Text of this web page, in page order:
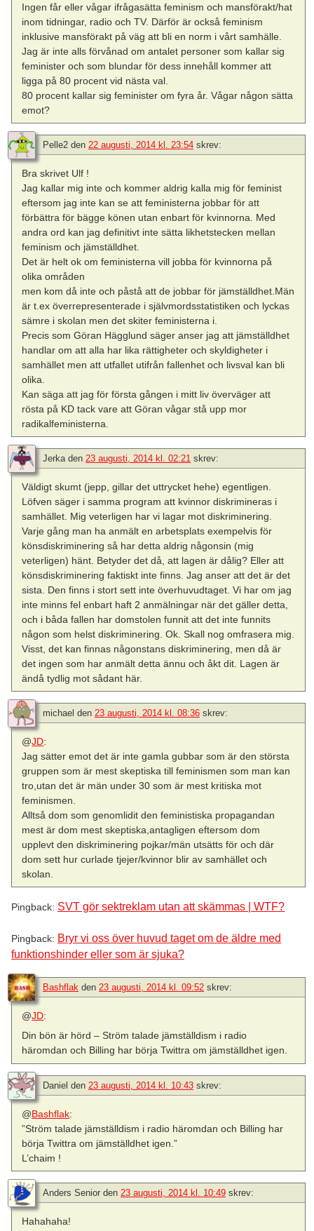
Ingen får eller vågar ifrågasätta feminism och mansförakt/hat
inom tidningar, radio och TV. Därför är också feminism
inklusive mansförakt på väg att bli en norm i vårt samhälle.
Jag är inte alls förvånad om antalet personer som kallar sig
feminister och som blundar för dess innehåll kommer att
ligga på 80 procent vid nästa val.
80 procent kallar sig feminister om fyra år. Vågar någon sätta
emot?
Pelle2 den 22 augusti, 2014 kl. 23:54 skrev:
Bra skrivet Ulf !
Jag kallar mig inte och kommer aldrig kalla mig för feminist
eftersom jag inte kan se att feministerna jobbar för att
förbättra för bägge könen utan enbart för kvinnorna. Med
andra ord kan jag definitivt inte sätta likhetstecken mellan
feminism och jämställdhet.
Det är helt ok om feministerna vill jobba för kvinnorna på
olika områden
men kom då inte och påstå att de jobbar för jämställdhet.Män
är t.ex överrepresenterade i självmordsstatistiken och lyckas
sämre i skolan men det skiter feministerna i.
Precis som Göran Hägglund säger anser jag att jämställdhet
handlar om att alla har lika rättigheter och skyldigheter i
samhället men att utfallet utifrån fallenhet och livsval kan bli
olika.
Kan säga att jag för första gången i mitt liv överväger att
rösta på KD tack vare att Göran vågar stå upp mor
radikalfeministerna.
Jerkaden 23 augusti, 2014 kl. 02:21 skrev:
Väldigt skumt (jepp, gillar det uttrycket hehe) egentligen.
Löfven säger i samma program att kvinnor diskrimineras i
samhället. Mig veterligen har vi lagar mot diskriminering.
Varje gång man ha anmält en arbetsplats exempelvis för
könsdiskriminering så har detta aldrig någonsin (mig
veterligen) hänt. Betyder det då, att lagen är dålig? Eller att
könsdiskriminering faktiskt inte finns. Jag anser att det är det
sista. Den finns i stort sett inte överhuvudtaget. Vi har om jag
inte minns fel enbart haft 2 anmälningar när det gäller detta,
och i båda fallen har domstolen funnit att det inte funnits
någon som helst diskriminering. Ok. Skall nog omfrasera mig.
Visst, det kan finnas någonstans diskriminering, men då är
det ingen som har anmält detta ännu och åkt dit. Lagen är
ändå tydlig mot sådant här.
michael den 23 augusti, 2014 kl. 08:36 skrev:
@JD:
Jag sätter emot det är inte gamla gubbar som är den största
gruppen som är mest skeptiska till feminismen som man kan
tro,utan det är män under 30 som är mest kritiska mot
feminismen.
Alltså dom som genomlidit den feministiska propagandan
mest är dom mest skeptiska,antagligen eftersom dom
upplevt den diskriminering pojkar/män utsätts för och där
dom sett hur curlade tjejer/kvinnor blir av samhället och
skolan.
Pingback: SVT gör sektreklam utan att skämmas | WTF?
Pingback: Bryr vi oss över huvud taget om de äldre med
funktionshinder eller som är sjuka?
Bashflak den 23 augusti, 2014 kl. 09:52 skrev:
@JD:
Din bön är hörd – Ström talade jämställdism i radio
häromdan och Billing har börja Twittra om jämställdhet igen.
Daniel den 23 augusti, 2014 kl. 10:43 skrev:
@Bashflak:
”Ström talade jämställdism i radio häromdan och Billing har
börja Twittra om jämställdhet igen.”
L’chaim !
Anders Senior den 23 augusti, 2014 kl. 10:49 skrev:
Hahahaha!